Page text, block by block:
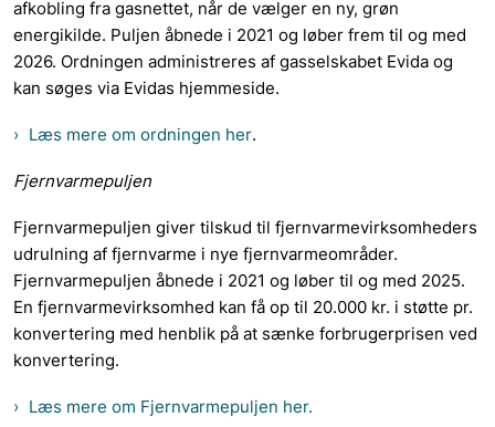
afkobling fra gasnettet, når de vælger en ny, grøn
energikilde. Puljen åbnede i 2021 og løber frem til og med
2026. Ordningen administreres af gasselskabet Evida og
kan søges via Evidas hjemmeside.
Læs mere om ordningen her.
Fjernvarmepuljen
Fjernvarmepuljen giver tilskud til fjernvarmevirksomheders
udrulning af fjernvarme i nye fjernvarmeområder.
Fjernvarmepuljen åbnede i 2021 og løber til og med 2025.
En fjernvarmevirksomhed kan få op til 20.000 kr. i støtte pr.
konvertering med henblik på at sænke forbrugerprisen ved
konvertering.
Læs mere om Fjernvarmepuljen her.